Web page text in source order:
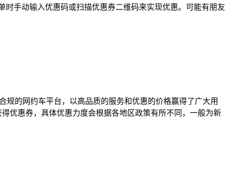
手动输入优惠码或扫描优惠券二维码来实现优惠。可能有朋友
的网约车平台，以高品质的服务和优惠的价格赢得了广大用
优惠券，具体优惠力度会根据各地区政策有所不同，一般为新